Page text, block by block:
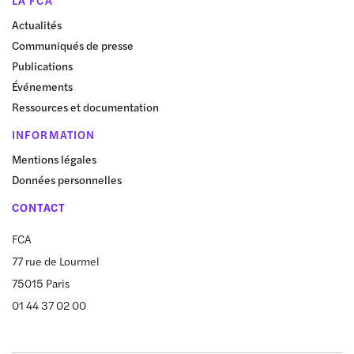
Actualités
Communiqués de presse
Publications
Événements
Ressources et documentation
INFORMATION
Mentions légales
Données personnelles
CONTACT
FCA
77 rue de Lourmel
75015 Paris
01 44 37 02 00